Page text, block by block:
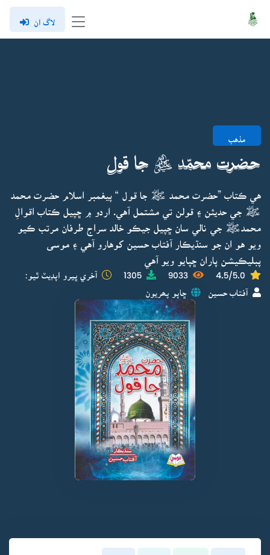
لاگ ان
مذهب
حضرت محمّد ﷺ جا قول
هي ڪتاب ”حضرت محمد ﷺ جا قول “ پيغمبر اسلام حضرت محمد
ﷺ جي حديثن ۽ قولن تي مشتمل آهي. اردو ۾ ڇپيل ڪتاب اقوالِ
محمدﷺ جي نالي سان ڇپيل جيڪو خالد سراج طرفان مرتب ڪيو
ويو هو ان جو سنڌيڪار آفتاب حسين کوهارو آهي ۽ موسى
پبليڪيشن پاران ڇپايو ويو آهي
4.5/5.0
9033
1305 آخري ڀيرو اپڊيٽ ٿيو:
آفتاب حسين ڇاپو پھريون